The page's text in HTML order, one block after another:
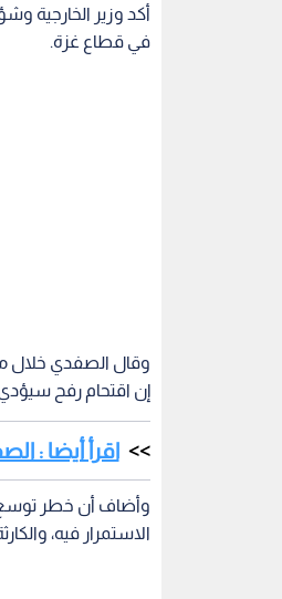
أكد وزير الخارجية
في قطاع غزة.
وقال الصفدي خلال
إن اقتحام رفح
اقرأ أيضا :
وأضاف أن خطر توسع
الاستمرار فيه،